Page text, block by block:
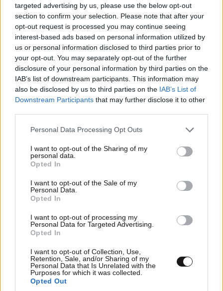
targeted advertising by us, please use the below opt-out
section to confirm your selection. Please note that after your
opt-out request is processed you may continue seeing
interest-based ads based on personal information utilized by
us or personal information disclosed to third parties prior to
your opt-out. You may separately opt-out of the further
disclosure of your personal information by third parties on the
IAB’s list of downstream participants. This information may
also be disclosed by us to third parties on the IAB’s List of
Downstream Participants that may further disclose it to other
Please note that this website/app uses one or more Google
not limited to your visit or usage behaviour. You may click to
grant or deny consent to Google and its third-party tags to
use your data for below specified purposes in below Google
consent section.
Personal Data Processing Opt Outs
I want to opt-out of the Sharing of my
personal data.
Opted In
I want to opt-out of the Sale of my
Personal Data.
Opted In
I want to opt-out of processing my
Personal Data for Targeted Advertising.
Opted In
I want to opt-out of Collection, Use,
Retention, Sale, and/or Sharing of my
Personal Data that Is Unrelated with the
Purposes for which it was collected.
Opted Out
ΓΙΑΝΝΑΚΗΣ ο ΣΚΕΠΤΟΜΕΝΟΣ 11·07·2013 14:17
(αφού πρώτα ήταν αρκετά ανόητος ώστε να φεσωθεί
με αρκετές κάρτες και δάνεια), που θα βρει να
πληρώσει όλες τις επόμενες "άξιες λόγου" αγορές
του με κάρτα;;; Το τέλος μιας ήδη τελειωμένης
αγοράς, μέτρα που θα έπρεπε να ληφθούν προληπτικά
λαμβάνονται αφότου ο ασθενής απεβίωσε γιατί πολύ
απλά δεν έχουν σκοπό να λειτουργήσουν ως μέτρα
αλλά, για να μας "πάρουν μέτρα"...
Απαντήστε
TRENDING